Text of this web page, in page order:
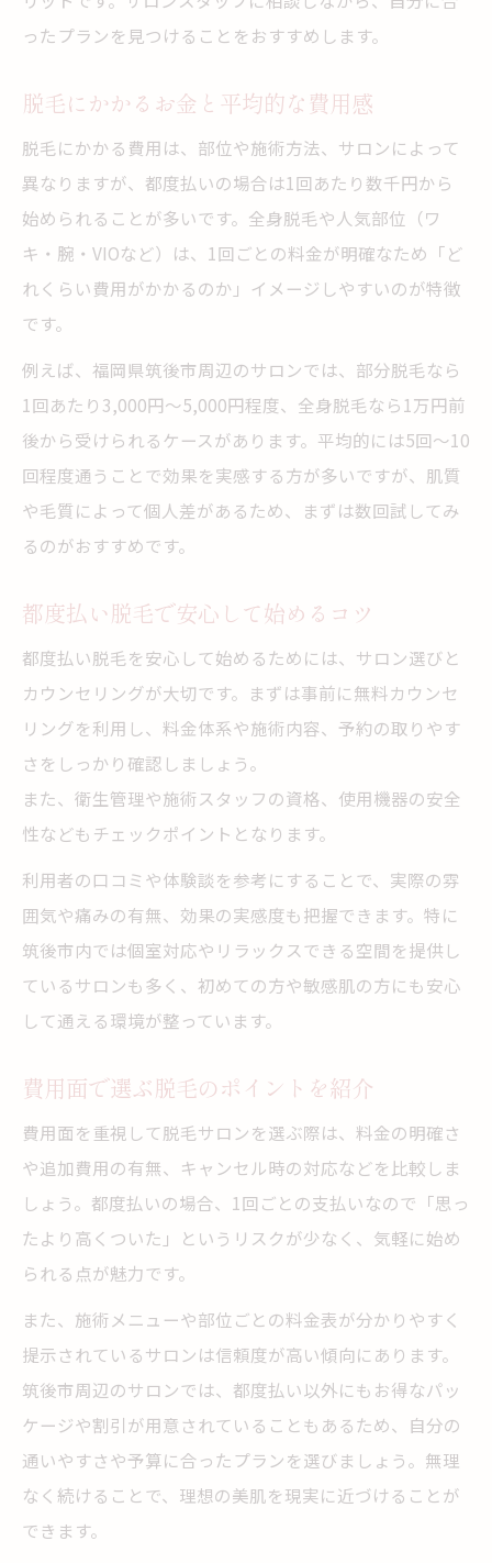
ったプランを見つけることをおすすめします。
脱毛にかかるお金と平均的な費用感
脱毛にかかる費用は、部位や施術方法、サロンによって
異なりますが、都度払いの場合は1回あたり数千円から
始められることが多いです。全身脱毛や人気部位（ワ
キ・腕・VIOなど）は、1回ごとの料金が明確なため「ど
れくらい費用がかかるのか」イメージしやすいのが特徴
です。
例えば、福岡県筑後市周辺のサロンでは、部分脱毛なら
1回あたり3,000円～5,000円程度、全身脱毛なら1万円前
後から受けられるケースがあります。平均的には5回～10
回程度通うことで効果を実感する方が多いですが、肌質
や毛質によって個人差があるため、まずは数回試してみ
るのがおすすめです。
都度払い脱毛で安心して始めるコツ
都度払い脱毛を安心して始めるためには、サロン選びと
カウンセリングが大切です。まずは事前に無料カウンセ
リングを利用し、料金体系や施術内容、予約の取りやす
さをしっかり確認しましょう。
また、衛生管理や施術スタッフの資格、使用機器の安全
性などもチェックポイントとなります。
利用者の口コミや体験談を参考にすることで、実際の雰
囲気や痛みの有無、効果の実感度も把握できます。特に
筑後市内では個室対応やリラックスできる空間を提供し
ているサロンも多く、初めての方や敏感肌の方にも安心
して通える環境が整っています。
費用面で選ぶ脱毛のポイントを紹介
費用面を重視して脱毛サロンを選ぶ際は、料金の明確さ
や追加費用の有無、キャンセル時の対応などを比較しま
しょう。都度払いの場合、1回ごとの支払いなので「思っ
たより高くついた」というリスクが少なく、気軽に始め
られる点が魅力です。
また、施術メニューや部位ごとの料金表が分かりやすく
提示されているサロンは信頼度が高い傾向にあります。
筑後市周辺のサロンでは、都度払い以外にもお得なパッ
ケージや割引が用意されていることもあるため、自分の
通いやすさや予算に合ったプランを選びましょう。無理
なく続けることで、理想の美肌を現実に近づけることが
できます。